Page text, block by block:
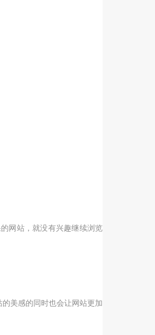
网站，就没有兴趣继续浏览
美感的同时也会让网站更加